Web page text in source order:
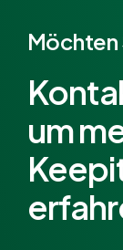
Möchten
um